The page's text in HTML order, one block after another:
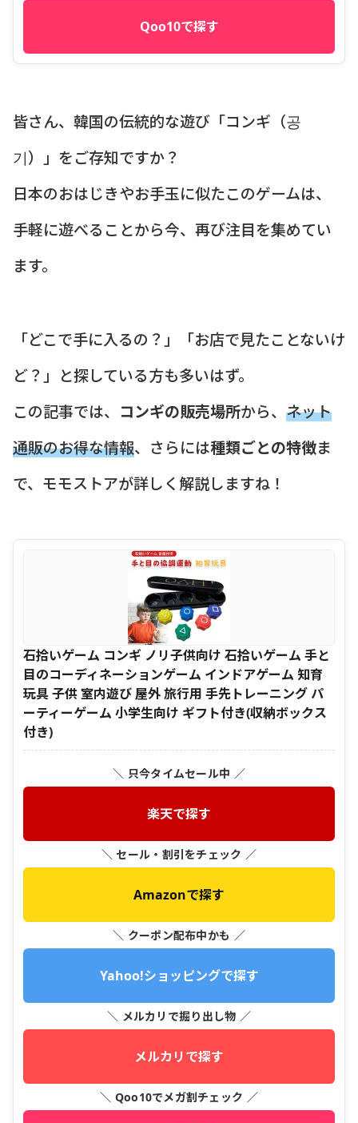
Qoo10で探す
皆さん、韓国の伝統的な遊び「コンギ（공
기）」をご存知ですか？
日本のおはじきやお手玉に似たこのゲームは、
手軽に遊べることから今、再び注目を集めてい
ます。
「どこで手に入るの？」「お店で見たことないけ
ど？」と探している方も多いはず。
この記事では、 コンギの販売場所から、 ネット
通販のお得な情報、さらには種類ごとの特徴ま
で、モモストアが詳しく解説しますね！
石拾いゲーム コンギ ノリ子供向け 石拾いゲーム 手と
目のコーディネーションゲーム インドアゲーム 知育
玩具 子供 室内遊び 屋外 旅行用 手先トレーニング パ
ーティーゲーム 小学生向け ギフト付き(収納ボックス
付き)
＼ 只今タイムセール中 ／
楽天で探す
＼ セール・割引をチェック ／
Amazonで探す
＼ クーポン配布中かも ／
Yahoo!ショッピングで探す
＼ メルカリで掘り出し物 ／
メルカリで探す
＼ Qoo10でメガ割チェック ／